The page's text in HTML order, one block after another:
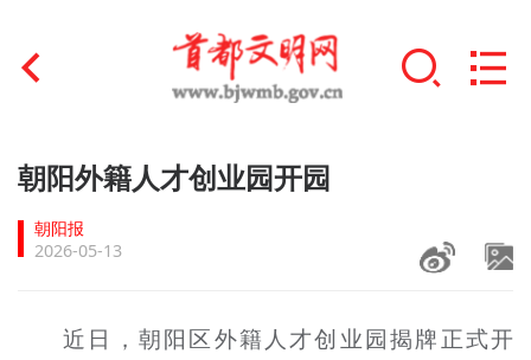
首页
文明创建
文明培育
+
朝阳外籍人才创业园开园
朝阳报
2026-05-13
近日，朝阳区外籍人才创业园揭牌正式开